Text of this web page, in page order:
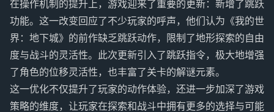
在操作机制的提升上，游戏迎来了重要的更新：新增了跳跃
功能。这一改变回应了不少玩家的呼声，他们认为《我的世
界：地下城》的前作缺乏跳跃动作，限制了地形探索的自由
度与战斗的灵活性。此次更新引入了跳跃指令，极大地增强
了角色的位移灵活性，也丰富了关卡的解谜元素。
这一优化不仅提升了玩家的动作体验，还进一步加深了游戏
策略的维度，让玩家在探索和战斗中拥有更多的选择与可能